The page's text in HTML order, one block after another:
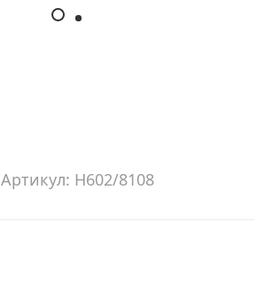
Артикул: H602/8108